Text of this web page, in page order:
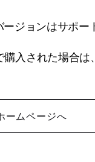
ジョンはサポー
入された場合
ームページへ